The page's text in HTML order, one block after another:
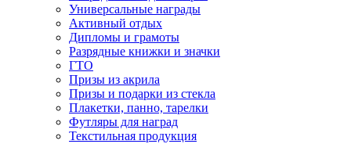
Универсальные награды
Активный отдых
Дипломы и грамоты
Разрядные книжки и значки
ГТО
Призы из акрила
Призы и подарки из стекла
Плакетки, панно, тарелки
Футляры для наград
Текстильная продукция